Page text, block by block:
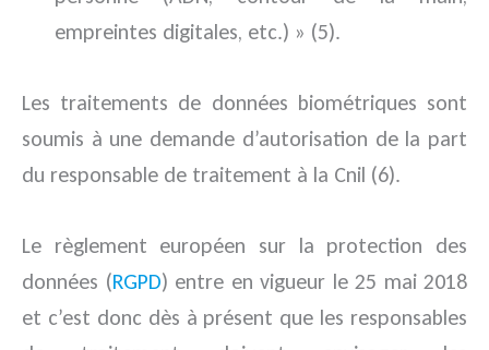
empreintes digitales, etc.) » (5).
Les traitements de données biométriques sont
soumis à une demande d’autorisation de la part
du responsable de traitement à la Cnil (6).
Le règlement européen sur la protection des
données (RGPD) entre en vigueur le 25 mai 2018
et c’est donc dès à présent que les responsables